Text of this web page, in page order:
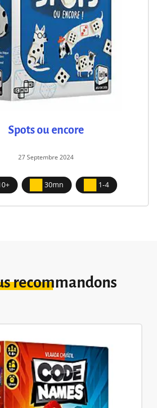
Spots ou encore
27 Septembre 2024
30mn 1-4
recommandons